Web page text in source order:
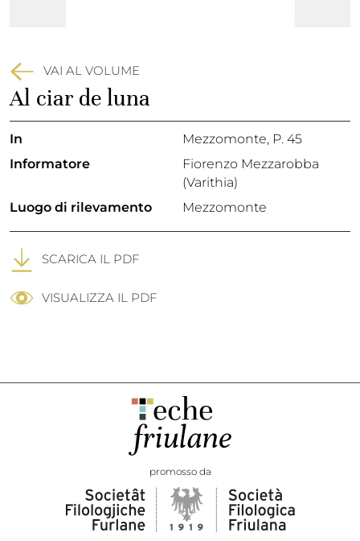
VAI AL VOLUME
Al ciar de luna
In Mezzomonte, P. 45
Informatore
Fiorenzo Mezzarobba
(Varithia)
Luogo di rilevamento
Mezzomonte
SCARICA IL PDF
VISUALIZZA IL PDF
promosso da